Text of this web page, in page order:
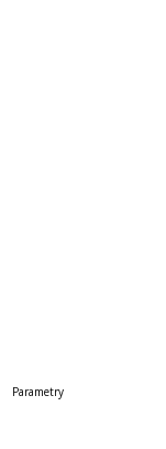
Parametry